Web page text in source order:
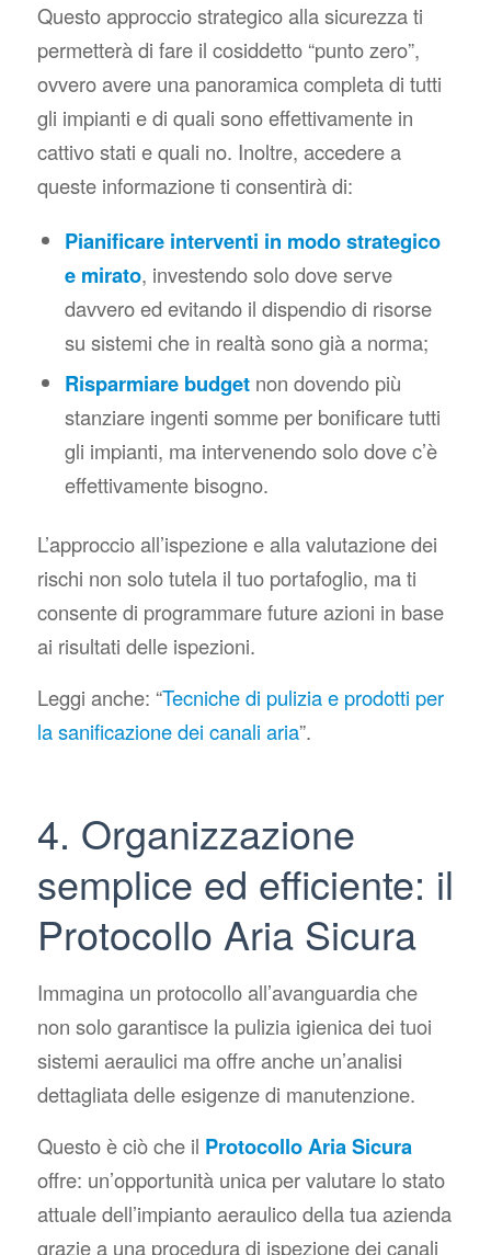
Questo approccio strategico alla sicurezza ti
permetterà di fare il cosiddetto “punto zero”,
ovvero avere una panoramica completa di tutti
gli impianti e di quali sono effettivamente in
cattivo stati e quali no. Inoltre, accedere a
queste informazione ti consentirà di:
Pianificare interventi in modo strategico
e mirato, investendo solo dove serve
davvero ed evitando il dispendio di risorse
su sistemi che in realtà sono già a norma;
Risparmiare budget non dovendo più
stanziare ingenti somme per bonificare tutti
gli impianti, ma intervenendo solo dove c’è
effettivamente bisogno.
L’approccio all’ispezione e alla valutazione dei
rischi non solo tutela il tuo portafoglio, ma ti
consente di programmare future azioni in base
ai risultati delle ispezioni.
Leggi anche: “Tecniche di pulizia e prodotti per
la sanificazione dei canali aria”.
4. Organizzazione
semplice ed efficiente: il
Protocollo Aria Sicura
Immagina un protocollo all’avanguardia che
non solo garantisce la pulizia igienica dei tuoi
sistemi aeraulici ma offre anche un’analisi
dettagliata delle esigenze di manutenzione.
Questo è ciò che il Protocollo Aria Sicura
offre: un’opportunità unica per valutare lo stato
attuale dell’impianto aeraulico della tua azienda
grazie a una procedura di ispezione dei canali